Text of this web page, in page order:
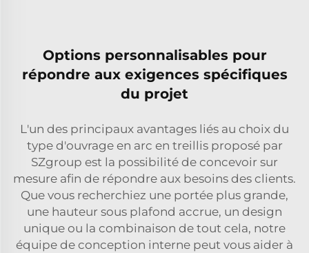
Options personnalisables pour
répondre aux exigences spécifiques
du projet
L'un des principaux avantages liés au choix du
type d'ouvrage en arc en treillis proposé par
SZgroup est la possibilité de concevoir sur
mesure afin de répondre aux besoins des clients.
Que vous recherchiez une portée plus grande,
une hauteur sous plafond accrue, un design
unique ou la combinaison de tout cela, notre
équipe de conception interne peut vous aider à